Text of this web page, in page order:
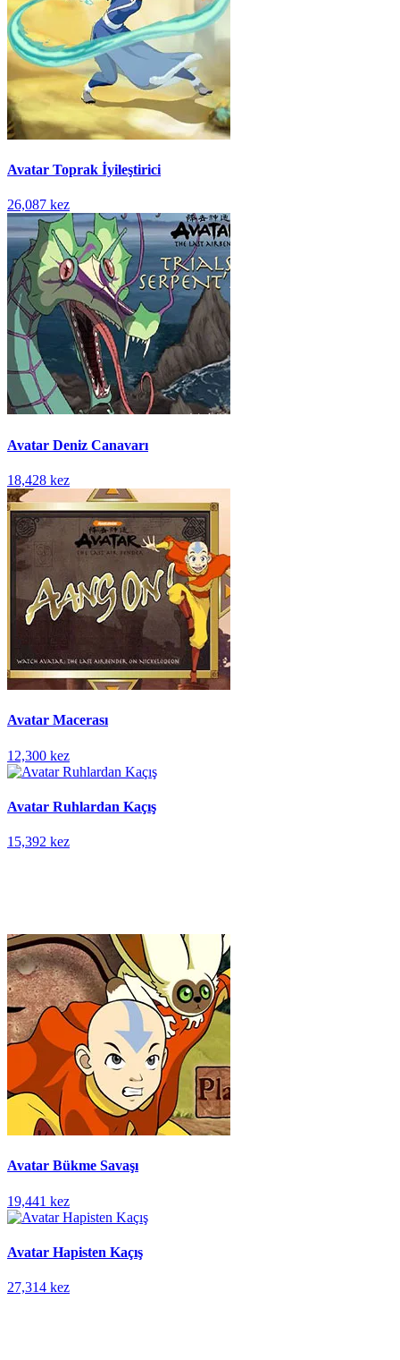
Avatar Toprak İyileştirici
26,087 kez
Avatar Deniz Canavarı
18,428 kez
Avatar Macerası
12,300 kez
Avatar Ruhlardan Kaçış
15,392 kez
Avatar Bükme Savaşı
19,441 kez
Avatar Hapisten Kaçış
27,314 kez